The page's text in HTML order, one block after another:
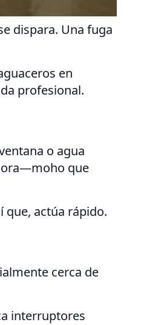
dispara. Una fuga
en
profesional.
o agua
que
que, actúa rápido.
cerca de
interruptores